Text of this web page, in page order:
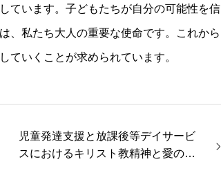
ています。子どもたちが自分の可能性を信
、私たち大人の重要な使命です。これから
ていくことが求められています。
児童発達支援と放課後等デイサービ
スにおけるキリスト教精神と愛の価